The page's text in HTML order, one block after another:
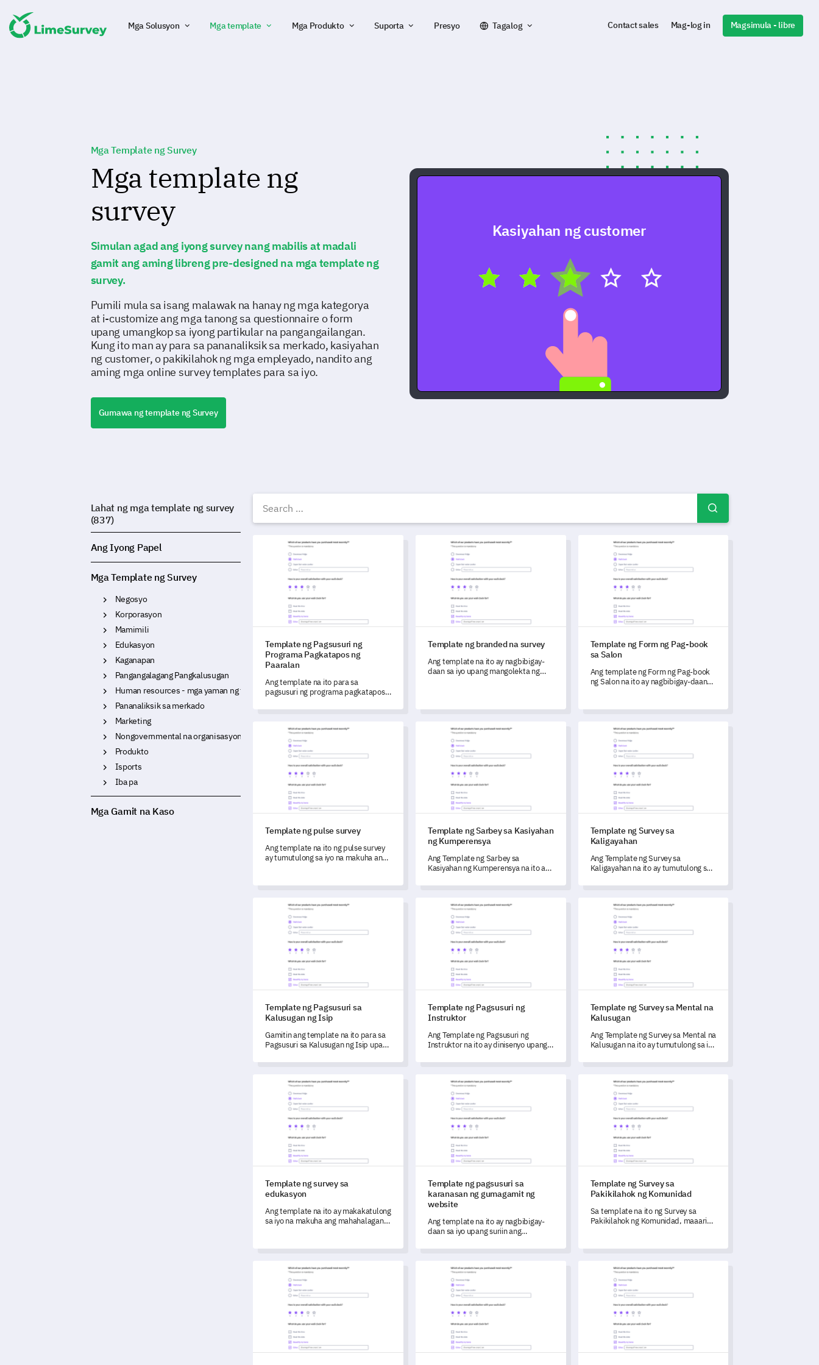
Mga Solusyon Mga template Mga Produkto Suporta Presyo Tagalog Contact sales Mag-log in Magsimula - libre
Mga Template ng Survey
Mga template ng
survey
Simulan agad ang iyong survey nang mabilis at madali
gamit ang aming libreng pre-designed na mga template ng
survey.
Pumili mula sa isang malawak na hanay ng mga kategorya
at i-customize ang mga tanong sa questionnaire o form
upang umangkop sa iyong partikular na pangangailangan.
Kung ito man ay para sa pananaliksik sa merkado, kasiyahan
ng customer, o pakikilahok ng mga empleyado, nandito ang
aming mga online survey templates para sa iyo.
Gumawa ng template ng Survey
Kasiyahan ng customer
Libreng Survey templates — Mga halimbawa ng
Template ng Pagsusuri ng Programa Pagkatapos ng Paaralan
Template ng Pagsusuri ng
Programa Pagkatapos ng
Paaralan
Ang template na ito para sa
pagsusuri ng programa pagkatapos
iyo upang epektibong makuha ang
estruktura, paghahatid, at
kaginhawahan ng iyong programa.
Template ng branded na survey
Template ng branded na survey
Ang template na ito ay nagbibigay-
daan sa iyo upang mangolekta ng
kagustuhan ng customer.
Template ng Form ng Pag-book sa Salon
Template ng Form ng Pag-book
sa Salon
Ang template ng Form ng Pag-book
ng Salon na ito ay nagbibigay-daan
kaugnayan sa karanasan ng customer
epektibong nagbubukas ng mga
paraan para sa pagpapabuti ng
kasiyahan ng customer.
Template ng pulse survey
Template ng pulse survey
Ang template na ito ng pulse survey
ay tumutulong sa iyo na makuha ang
lugar ng trabaho.
Template ng Sarbey sa Kasiyahan ng Kumperensya
Template ng Sarbey sa Kasiyahan
ng Kumperensya
Ang Template ng Sarbey sa
Kasiyahan ng Kumperensya na ito ay
ang kabuuang karanasan ng mga
Template ng Survey sa Kaligayahan
Template ng Survey sa
Kaligayahan
Ang Template ng Survey sa
Kaligayahan na ito ay tumutulong sa
kabuuang kaligayahan at kagalingan
Template ng Pagsusuri sa Kalusugan ng Isip
Template ng Pagsusuri sa
Kalusugan ng Isip
Gamitin ang template na ito para sa
Pagsusuri sa Kalusugan ng Isip upang
mental ng isang indibidwal.
Template ng Pagsusuri ng Instruktor
Template ng Pagsusuri ng
Instruktor
Ang Template ng Pagsusuri ng
Instruktor na ito ay dinisenyo upang
bisa at pagganap ng iyong mga
Template ng Survey sa Mental na Kalusugan
Template ng Survey sa Mental na
Kalusugan
Ang Template ng Survey sa Mental na
Kalusugan na ito ay tumutulong sa iyo
mental na kalusugan ng iyong mga
mga pangangailangan.
Template ng survey sa edukasyon
Template ng survey sa
edukasyon
Ang template na ito ay makakatulong
sa iyo na makuha ang mahahalagang
Template ng pagsusuri sa karanasan ng gumagamit ng website
Template ng pagsusuri sa
karanasan ng gumagamit ng
website
Ang template na ito ay nagbibigay-
daan sa iyo upang suriin ang
matukoy ang mga lugar na maaaring
Template ng Survey sa Pakikilahok ng Komunidad
Template ng Survey sa
Pakikilahok ng Komunidad
Sa template na ito ng Survey sa
Pakikilahok ng Komunidad, maaari
pakikilahok ng mga miyembro ng
Template ng form ng testimonial Template ng Form ng Pagsusuri ng Sarili ng EmpleyadoTemplate ng Well-Being Index (WHO-5) Survey
Lahat ng mga template ng survey
(837)
Ang Iyong Papel
Mga Template ng Survey
Negosyo
Korporasyon
Mamimili
Edukasyon
Kaganapan
Pangangalagang Pangkalusugan
Human resources - mga yaman ng tao
Pananaliksik sa merkado
Marketing
Nongovernmental na organisasyon
Produkto
Isports
Iba pa
Mga Gamit na Kaso